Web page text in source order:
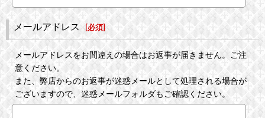
メールアドレス 必須
メールアドレスをお間違えの場合はお返事が届きません。ご注
意ください。
また、弊店からのお返事が迷惑メールとして処理される場合が
ございますので、迷惑メールフォルダもご確認ください。